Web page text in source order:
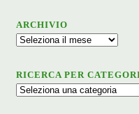
ARCHIVIO
Archivio
RICERCA PER
Ricerca